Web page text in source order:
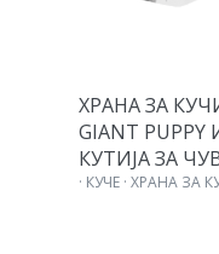
ХРАНА ЗА
GIANT
КУТИЈА ЗА
· КУЧЕ · ХРАНА ЗА